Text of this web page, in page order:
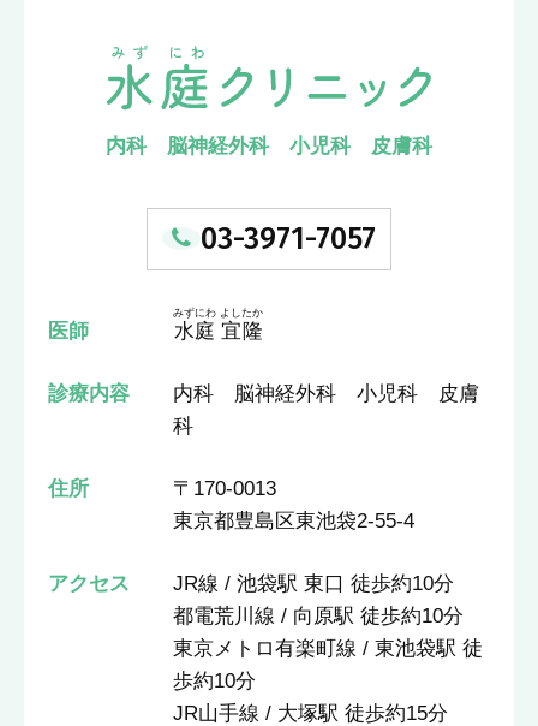
内科 脳神経外科 小児科 皮膚科
03-3971-7057
医師 水庭 宜隆
みずにわ よしたか
診療内容
内科 脳神経外科 小児科 皮膚
科
住所
〒170-0013
東京都豊島区東池袋2-55-4
アクセス
JR線 / 池袋駅 東口 徒歩約10分
都電荒川線 / 向原駅 徒歩約10分
東京メトロ有楽町線 / 東池袋駅 徒
歩約10分
JR山手線 / 大塚駅 徒歩約15分